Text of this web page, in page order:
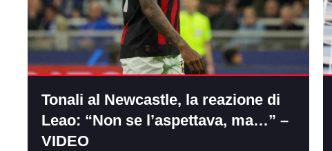
Tonali al Newcastle, la reazione di
Leao: “Non se l’aspettava, ma…” –
VIDEO